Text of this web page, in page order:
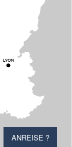
ANREISE ?